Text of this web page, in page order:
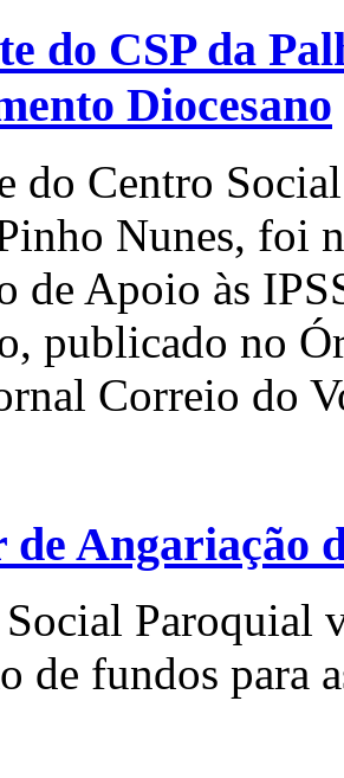
do CSP da
Diocesano
do Centro
Nunes, foi
de Apoio às
publicado no
Correio do
de Angariação
Paroquial
de fundos para